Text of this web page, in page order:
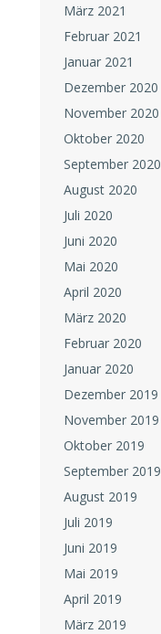
März 2021
Februar 2021
Januar 2021
Dezember 2020
November 2020
Oktober 2020
September 2020
August 2020
Juli 2020
Juni 2020
Mai 2020
April 2020
März 2020
Februar 2020
Januar 2020
Dezember 2019
November 2019
Oktober 2019
September 2019
August 2019
Juli 2019
Juni 2019
Mai 2019
April 2019
März 2019